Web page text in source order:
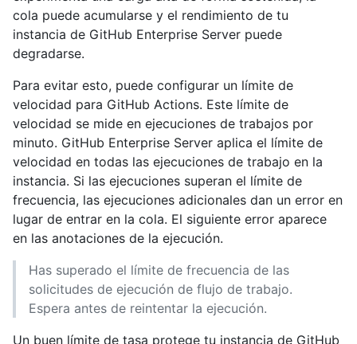
cola puede acumularse y el rendimiento de tu
instancia de GitHub Enterprise Server puede
degradarse.
Para evitar esto, puede configurar un límite de
velocidad para GitHub Actions. Este límite de
velocidad se mide en ejecuciones de trabajos por
minuto. GitHub Enterprise Server aplica el límite de
velocidad en todas las ejecuciones de trabajo en la
instancia. Si las ejecuciones superan el límite de
frecuencia, las ejecuciones adicionales dan un error en
lugar de entrar en la cola. El siguiente error aparece
en las anotaciones de la ejecución.
Has superado el límite de frecuencia de las
solicitudes de ejecución de flujo de trabajo.
Espera antes de reintentar la ejecución.
Un buen límite de tasa protege tu instancia de GitHub